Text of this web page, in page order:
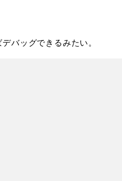
バッグできるみたい。